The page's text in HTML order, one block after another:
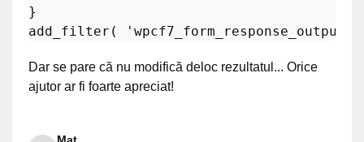
add_filter ( 'wpcf7_form_response_output'
Dar se pare că nu modifică deloc rezultatul... Orice
ajutor ar fi foarte apreciat!